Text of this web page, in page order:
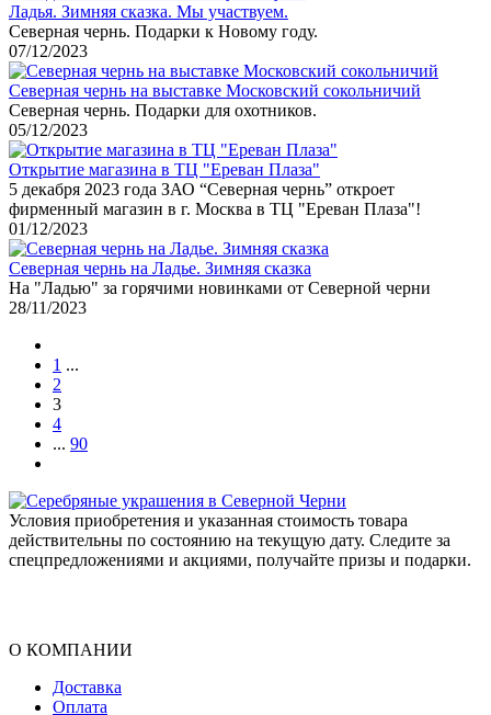
Ладья. Зимняя сказка. Мы участвуем.
Северная чернь. Подарки к Новому году.
07/12/2023
Северная чернь на выставке Московский сокольничий
Северная чернь. Подарки для охотников.
05/12/2023
Открытие магазина в ТЦ "Ереван Плаза"
5 декабря 2023 года ЗАО “Северная чернь” откроет
фирменный магазин в г. Москва в ТЦ "Ереван Плаза"!
01/12/2023
Северная чернь на Ладье. Зимняя сказка
На "Ладью" за горячими новинками от Северной черни
28/11/2023
1 ...
2
3
4
... 90
Условия приобретения и указанная стоимость товара
действительны по состоянию на текущую дату. Следите за
спецпредложениями и акциями, получайте призы и подарки.
О КОМПАНИИ
Доставка
Оплата